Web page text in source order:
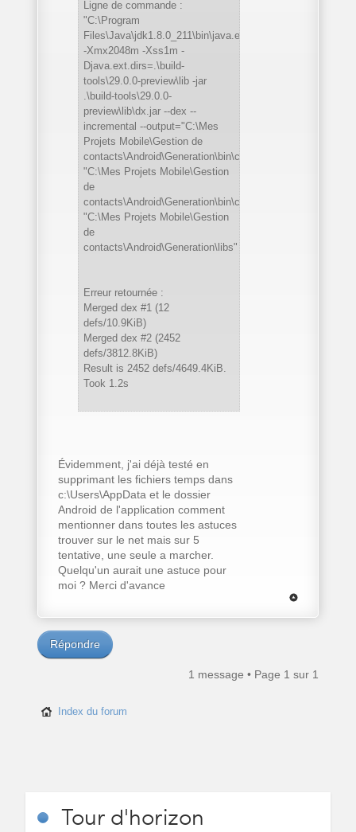
Ligne de commande :
"C:\Program
Files\Java\jdk1.8.0_211\bin\java.exe"
-Xmx2048m -Xss1m -
Djava.ext.dirs=.\build-
tools\29.0.0-preview\lib -jar
.\build-tools\29.0.0-
preview\lib\dx.jar --dex --
incremental --output="C:\Mes
Projets Mobile\Gestion de
contacts\Android\Generation\bin\classes.dex"
"C:\Mes Projets Mobile\Gestion
de
contacts\Android\Generation\bin\classes"
"C:\Mes Projets Mobile\Gestion
de
contacts\Android\Generation\libs"
Erreur retournée :
Merged dex #1 (12
defs/10.9KiB)
Merged dex #2 (2452
defs/3812.8KiB)
Result is 2452 defs/4649.4KiB.
Took 1.2s
Évidemment, j'ai déjà testé en
supprimant les fichiers temps dans
c:\Users\AppData et le dossier
Android de l'application comment
mentionner dans toutes les astuces
trouver sur le net mais sur 5
tentative, une seule a marcher.
Quelqu'un aurait une astuce pour
moi ? Merci d'avance
Répondre
1 message • Page 1 sur 1
Index du forum
Tourd'horizon